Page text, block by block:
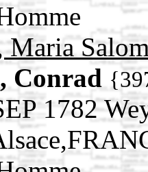
Maria
Conrad
1782